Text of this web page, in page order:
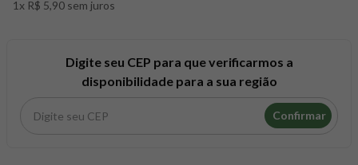
1x R$ 5,90 sem juros
Digite seu CEP para que verificarmos a
disponibilidade para a sua região
Confirmar
8º snack proteico mundo verde
creatina mundo verde